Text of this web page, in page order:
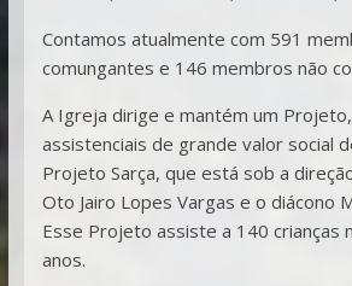
Contamos atualmente com 591
comungantes e 146 membros não
A Igreja dirige e mantém um
assistenciais de grande valor social
Projeto Sarça, que está sob a
Oto Jairo Lopes Vargas e o diácono
Esse Projeto assiste a 140 crianças
anos.